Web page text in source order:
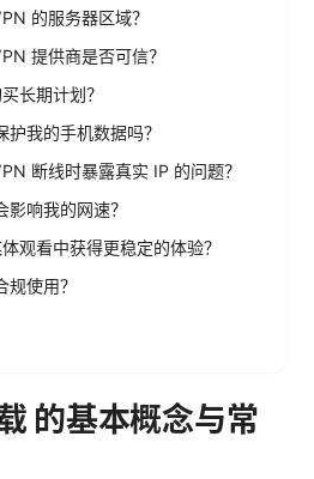
的服务器区域？
提供商是否可信？
长期计划？
护我的手机数据吗？
断线时暴露真实 IP 的问题？
影响我的网速？
观看中获得更稳定的体验？
使用？
的基本概念与常